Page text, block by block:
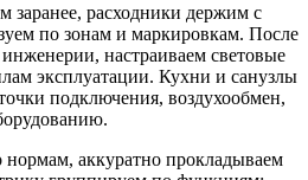
заранее, расходники держим с
по зонам и маркировкам. После
настраиваем световые
эксплуатации. Кухни и санузлы
подключения, воздухообмен,
аккуратно прокладываем